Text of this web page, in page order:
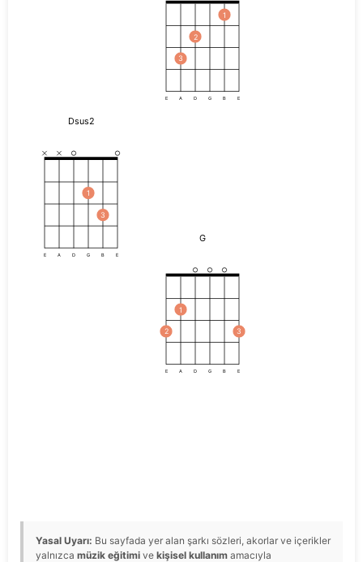
3
2
1
E A D G B E
Dsus2
1
3
E A D G B E
G
2
1
3
E A D G B E
Yasal Uyarı: Bu sayfada yer alan şarkı sözleri, akorlar ve içerikler
yalnızca müzik eğitimi ve kişisel kullanım amacıyla